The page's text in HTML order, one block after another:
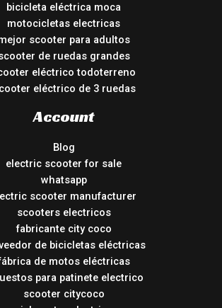
bicicleta eléctrica moca
motocicletas electricas
scooter para adultos
de ruedas grandes
eléctrico todoterreno
eléctrico de 3 ruedas
Account
Blog
electric scooter for sale
whatsapp
scooter manufacturer
scooters electricos
fabricante city coco
de bicicletas eléctricas
de motos eléctricas
para patinete electrico
scooter citycoco